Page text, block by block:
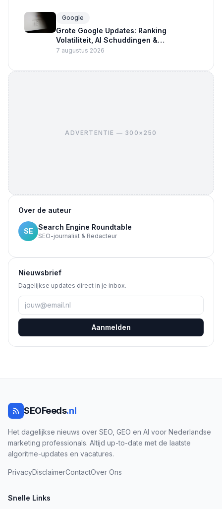
Google
Grote Google Updates: Ranking
Volatiliteit, AI Schuddingen &
Advertentie Nieuws
7 augustus 2026
ADVERTENTIE — 300×250
Over de auteur
SE Search Engine Roundtable
SEO-journalist & Redacteur
Nieuwsbrief
Dagelijkse updates direct in je inbox.
Aanmelden
SEOFeeds.nl
Het dagelijkse nieuws over SEO, GEO en AI voor Nederlandse
marketing professionals. Altijd up-to-date met de laatste
algoritme-updates en vacatures.
PrivacyDisclaimerContactOver Ons
Snelle Links